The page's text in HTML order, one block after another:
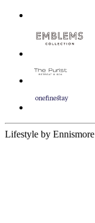
Lifestyle by Ennismore